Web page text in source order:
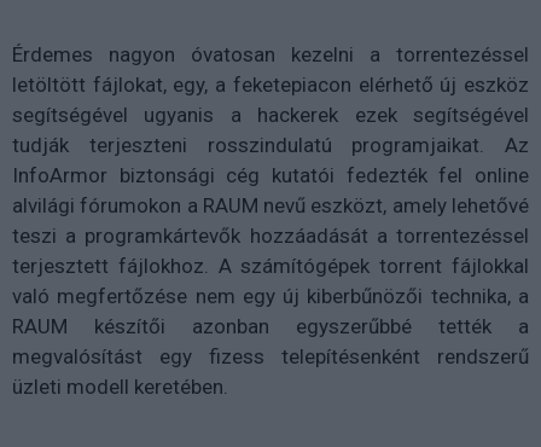
Érdemes nagyon óvatosan kezelni a torrentezéssel
letöltött fájlokat, egy, a feketepiacon elérhető új eszköz
segítségével ugyanis a hackerek ezek segítségével
tudják terjeszteni rosszindulatú programjaikat. Az
InfoArmor biztonsági cég kutatói fedezték fel online
alvilági fórumokon a RAUM nevű eszközt, amely lehetővé
teszi a programkártevők hozzáadását a torrentezéssel
terjesztett fájlokhoz. A számítógépek torrent fájlokkal
való megfertőzése nem egy új kiberbűnözői technika, a
RAUM készítői azonban egyszerűbbé tették a
megvalósítást egy fizess telepítésenként rendszerű
üzleti modell keretében.